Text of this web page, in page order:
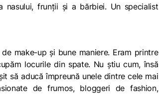
nasului, frunţii şi a bărbiei. Un specialist
make-up și bune maniere. Eram printre
locurile din spate. Nu știu cum, însă
să aducă împreună unele dintre cele mai
de frumos, bloggeri de fashion,